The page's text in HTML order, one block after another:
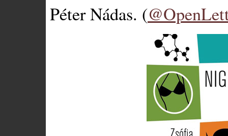
Péter Nádas. (